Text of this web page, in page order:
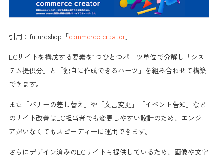
引用：futureshop「commerce creator」
ECサイトを構成する要素を1つひとつパーツ単位で分解し「シス
テム提供分」と「独自に作成できるパーツ」を組み合わせて構築
できます。
また「バナーの差し替え」や「文言変更」「イベント告知」など
のサイト改善はEC担当者でも変更しやすい設計のため、エンジニ
アがいなくてもスピーディーに運用できます。
さらにデザイン済みのECサイトも提供しているため、画像や文字